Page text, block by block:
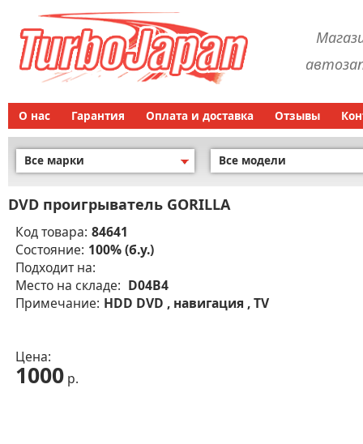
О нас Гарантия Оплата и доставка Отзывы
Все марки Все модели
DVD проигрыватель GORILLA
Код товара: 84641
Состояние: 100% (б.у.)
Подходит на:
Место на складе: D04B4
Примечание: HDD DVD , навигация , TV
Цена:
1000 р.